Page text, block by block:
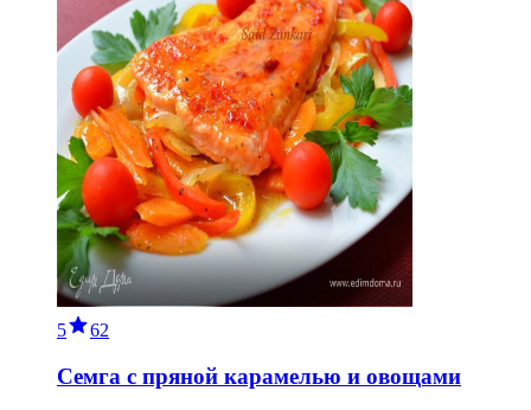
5 62
Семга с пряной карамелью и овощами